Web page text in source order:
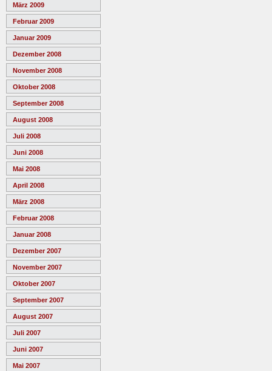
März 2009
Februar 2009
Januar 2009
Dezember 2008
November 2008
Oktober 2008
September 2008
August 2008
Juli 2008
Juni 2008
Mai 2008
April 2008
März 2008
Februar 2008
Januar 2008
Dezember 2007
November 2007
Oktober 2007
September 2007
August 2007
Juli 2007
Juni 2007
Mai 2007